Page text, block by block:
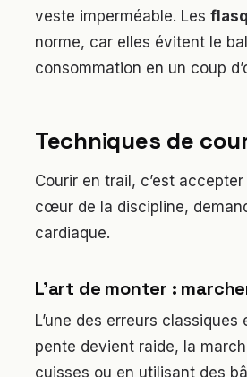
veste imperméable. Les
norme, car elles évitent le
consommation en un coup
Techniques de
Courir en trail, c’est
cœur de la discipline,
cardiaque.
L’art de monter :
L’une des erreurs
pente devient raide, la
cuisses ou en utilisant des